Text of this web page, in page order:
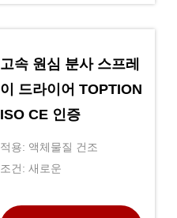
고속 원심 분사 스프레
이 드라이어 TOPTION
ISO CE 인증
적용: 액체물질 건조
조건: 새로운